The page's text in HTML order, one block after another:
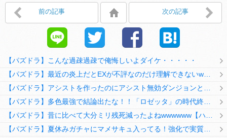
前の記事 次の記事
【パズドラ】こんな過疎過疎で俺悔しいよダイケ・・・・・